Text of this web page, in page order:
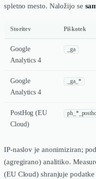
spletno mesto. Naložijo se
Storitev Piškotek
Google
Analytics 4
_ga
Google
Analytics 4
_ga_*
PostHog (EU
Cloud)
IP-naslov je anonimiziran;
(agregirano) analitiko.
(EU Cloud) shranjuje